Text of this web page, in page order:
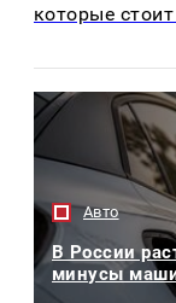
которые
Авто
В России
минусы